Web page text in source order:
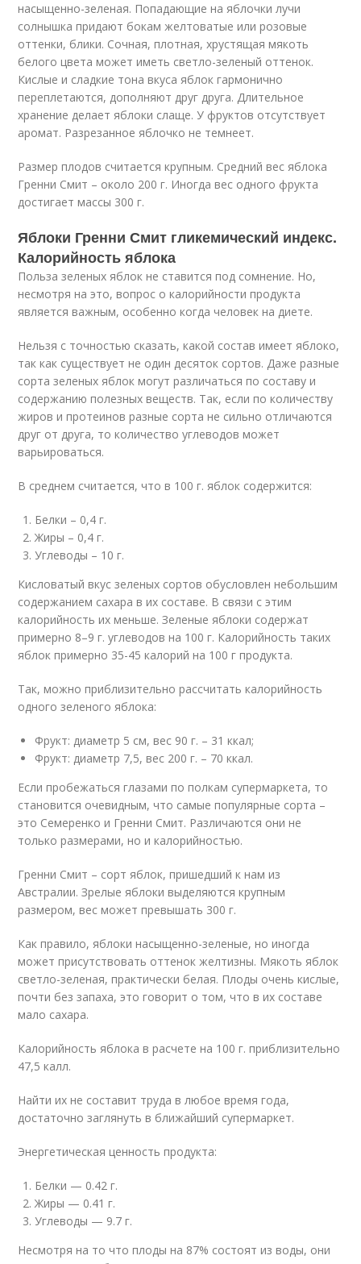
насыщенно-зеленая. Попадающие на яблочки лучи
солнышка придают бокам желтоватые или розовые
оттенки, блики. Сочная, плотная, хрустящая мякоть
белого цвета может иметь светло-зеленый оттенок.
Кислые и сладкие тона вкуса яблок гармонично
переплетаются, дополняют друг друга. Длительное
хранение делает яблоки слаще. У фруктов отсутствует
аромат. Разрезанное яблочко не темнеет.
Размер плодов считается крупным. Средний вес яблока
Гренни Смит – около 200 г. Иногда вес одного фрукта
достигает массы 300 г.
Яблоки Гренни Смит гликемический индекс.
Калорийность яблока
Польза зеленых яблок не ставится под сомнение. Но,
несмотря на это, вопрос о калорийности продукта
является важным, особенно когда человек на диете.
Нельзя с точностью сказать, какой состав имеет яблоко,
так как существует не один десяток сортов. Даже разные
сорта зеленых яблок могут различаться по составу и
содержанию полезных веществ. Так, если по количеству
жиров и протеинов разные сорта не сильно отличаются
друг от друга, то количество углеводов может
варьироваться.
В среднем считается, что в 100 г. яблок содержится:
Белки – 0,4 г.
Жиры – 0,4 г.
Углеводы – 10 г.
Кисловатый вкус зеленых сортов обусловлен небольшим
содержанием сахара в их составе. В связи с этим
калорийность их меньше. Зеленые яблоки содержат
примерно 8–9 г. углеводов на 100 г. Калорийность таких
яблок примерно 35-45 калорий на 100 г продукта.
Так, можно приблизительно рассчитать калорийность
одного зеленого яблока:
Фрукт: диаметр 5 см, вес 90 г. – 31 ккал;
Фрукт: диаметр 7,5, вес 200 г. – 70 ккал.
Если пробежаться глазами по полкам супермаркета, то
становится очевидным, что самые популярные сорта –
это Семеренко и Гренни Смит. Различаются они не
только размерами, но и калорийностью.
Гренни Смит – сорт яблок, пришедший к нам из
Австралии. Зрелые яблоки выделяются крупным
размером, вес может превышать 300 г.
Как правило, яблоки насыщенно-зеленые, но иногда
может присутствовать оттенок желтизны. Мякоть яблок
светло-зеленая, практически белая. Плоды очень кислые,
почти без запаха, это говорит о том, что в их составе
мало сахара.
Калорийность яблока в расчете на 100 г. приблизительно
47,5 калл.
Найти их не составит труда в любое время года,
достаточно заглянуть в ближайший супермаркет.
Энергетическая ценность продукта:
Белки — 0.42 г.
Жиры — 0.41 г.
Углеводы — 9.7 г.
Несмотря на то что плоды на 87% состоят из воды, они